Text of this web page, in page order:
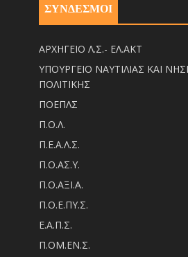
ΣΥΝΔΕΣΜΟΙ
ΑΡΧΗΓΕΙΟ Λ.Σ.- ΕΛ.ΑΚΤ
ΥΠΟΥΡΓΕΙΟ ΝΑΥΤΙΛΙΑΣ ΚΑΙ
ΠΟΛΙΤΙΚΗΣ
ΠΟΕΠΛΣ
Π.Ο.Λ.
Π.Ε.Α.Λ.Σ.
Π.Ο.ΑΣ.Υ.
Π.Ο.ΑΞΙ.Α.
Π.Ο.Ε.ΠΥ.Σ.
Ε.Α.Π.Σ.
Π.ΟM.EN.Σ.